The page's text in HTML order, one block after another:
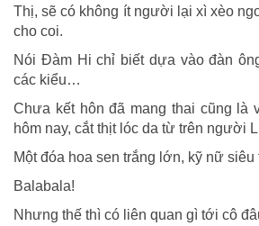
Thị, sẽ có không ít người lại xì xèo
cho coi.
Nói Đàm Hi chỉ biết dựa vào đàn
các kiểu…
Chưa kết hôn đã mang thai cũng là
hôm nay, cắt thịt lóc da từ trên người
Một đóa hoa sen trắng lớn, kỹ nữ
Balabala!
Nhưng thế thì có liên quan gì tới cô